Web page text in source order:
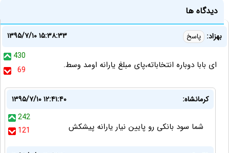
دیدگاه ها
بهزاد: پاسخ
۱۳۹۵/۷/۱۰ ۱۵:۳۸:۳۳
430
69
ای بابا دوباره انتخاباته،پای مبلغ یارانه اومد وسط.
کرمانشاه:
۱۳۹۵/۷/۱۰ ۱۲:۴۱:۴۰
242
121
شما سود بانکی رو پایین نیار یارانه پیشکش